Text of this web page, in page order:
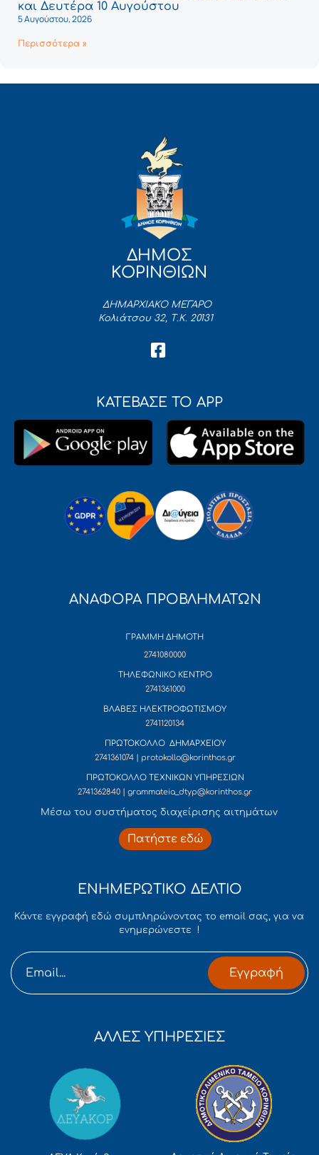
και Δευτέρα 10 Αυγούστου
5 Αυγούστου, 2026
Περισσότερα »
ΔΗΜΟΣ
ΚΟΡΙΝΘΙΩΝ
ΔΗΜΑΡΧΙΑΚΟ ΜΕΓΑΡΟ
Κολιάτσου 32, Τ.Κ. 20131
ΚΑΤΕΒΑΣΕ ΤΟ APP
ΑΝΑΦΟΡΑ ΠΡΟΒΛΗΜΑΤΩΝ
ΓΡΑΜΜΗ ΔΗΜΟΤΗ
2741080000
ΤΗΛΕΦΩΝΙΚΟ ΚΕΝΤΡΟ
2741361000
ΒΛΑΒΕΣ ΗΛΕΚΤΡΟΦΩΤΙΣΜΟΥ
2741120134
ΠΡΩΤΟΚΟΛΛΟ ΔΗΜΑΡΧΕΙΟΥ
2741361074 | protokollo@korinthos.gr
ΠΡΩΤΟΚΟΛΛΟ ΤΕΧΝΙΚΩΝ ΥΠΗΡΕΣΙΩΝ
2741362840 | grammateia_dtyp@korinthos.gr
Mέσω του συστήματος διαχείρισης αιτημάτων
Πατήστε εδώ
ΕΝΗΜΕΡΩΤΙΚΟ ΔΕΛΤΙΟ
Κάντε εγγραφή εδώ συμπληρώνοντας το email σας, για να
ενημερώνεστε !
Εγγραφή
ΑΛΛΕΣ ΥΠΗΡΕΣΙΕΣ